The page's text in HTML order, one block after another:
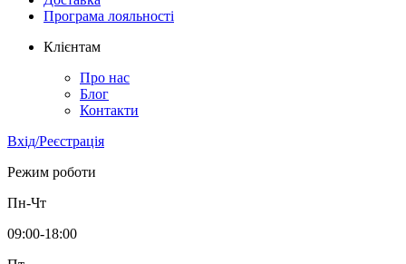
Програма лояльності
Клієнтам
Про нас
Блог
Контакти
Вхід/Реєстрація
Режим роботи
Пн-Чт
09:00-18:00